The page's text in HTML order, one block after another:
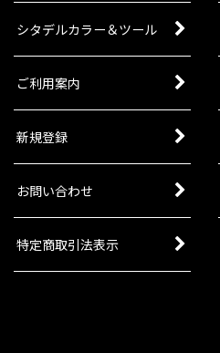
シタデルカラー＆ツール
ご利用案内
新規登録
お問い合わせ
特定商取引法表示